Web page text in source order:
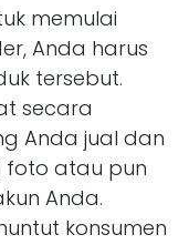
memulai
Anda harus
tersebut.
secara
Anda jual dan
foto atau pun
Anda.
konsumen